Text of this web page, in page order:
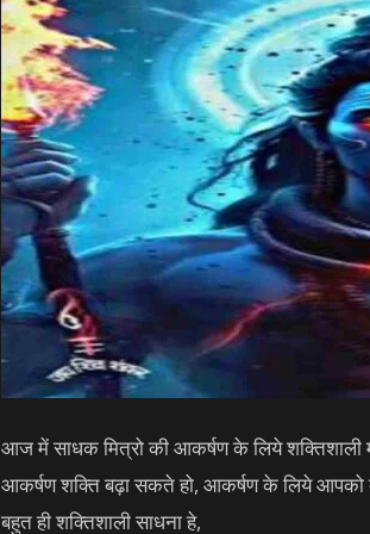
आज में साधक मित्रो की आकर्षण के लिये
आकर्षण शक्ति बढ़ा सकते हो, आकर्षण के लिये आपको
बहुत ही शक्तिशाली साधना हे,